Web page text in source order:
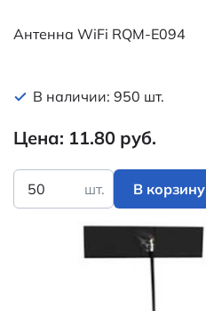
Антенна WiFi RQM-E094
В наличии: 950 шт.
Цена: 11.80 руб.
шт. В корзину